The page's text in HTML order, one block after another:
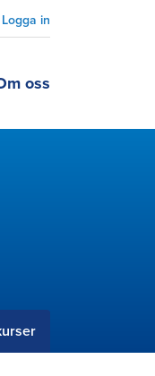
Logga in
oss